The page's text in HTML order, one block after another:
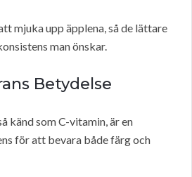
mjuka upp äpplena, så de lättare
man önskar.
Betydelse
känd som C-vitamin, är en
för att bevara både färg och